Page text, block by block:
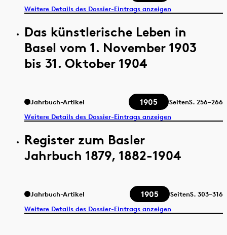
Weitere Details des Dossier-Eintrags anzeigen
Das künstlerische Leben in
Basel vom 1. November 1903
bis 31. Oktober 1904
Jahrbuch-Artikel 1905 SeitenS. 256–266
Weitere Details des Dossier-Eintrags anzeigen
Register zum Basler
Jahrbuch 1879, 1882-1904
Jahrbuch-Artikel 1905 SeitenS. 303–316
Weitere Details des Dossier-Eintrags anzeigen